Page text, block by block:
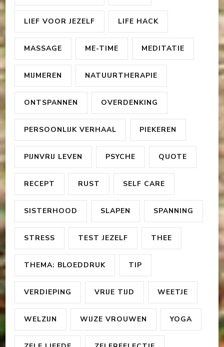
LIEF VOOR JEZELF LIFE HACK
MASSAGE ME-TIME MEDITATIE
MIJMEREN NATUURTHERAPIE
ONTSPANNEN OVERDENKING
PERSOONLIJK VERHAAL PIEKEREN
PIJNVRIJ LEVEN PSYCHE QUOTE
RECEPT RUST SELF CARE
SISTERHOOD SLAPEN SPANNING
STRESS TEST JEZELF THEE
THEMA: BLOEDDRUK TIP
VERDIEPING VRIJE TIJD WEETJE
WELZIJN WIJZE VROUWEN YOGA